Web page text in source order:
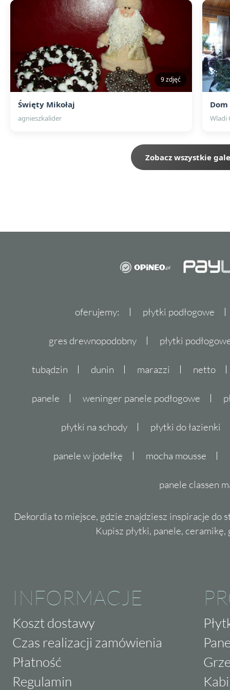
9 zdjęć
Święty Mikołaj
agnieszkalider Wladi
Zobacz wszystkie
oferujemy: płytki podłogowe
gres drewnopodobny płytki
tubądzin dunin marazzi netto
panele weninger panele podłogowe
płytki na schody płytki do łazienki
panele w jodełkę mocha mousse
panele classen
Dekordia to miejsce, gdzie znajdziesz inspiracje do
Kupisz płytki, panele,
INFORMACJE
Koszt dostawy
Czas realizacji zamówienia
Płatność
Regulamin